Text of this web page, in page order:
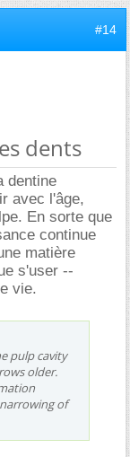
#14
dents
dentine
avec l'âge,
En sorte que
continue
matière
s'user --
vie.
pulp cavity
older.
of